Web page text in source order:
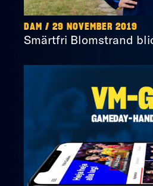
DAM / 29 NOVEMBER 2019
Smärtfri Blomstrand